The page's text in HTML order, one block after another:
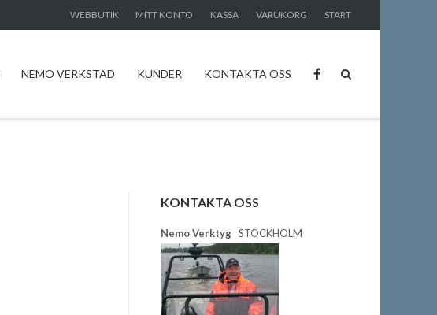
WEBBUTIK MITT KONTO KASSA VARUKORG START
NEMO VERKSTAD KUNDER KONTAKTA OSS
KONTAKTA OSS
Nemo Verktyg STOCKHOLM